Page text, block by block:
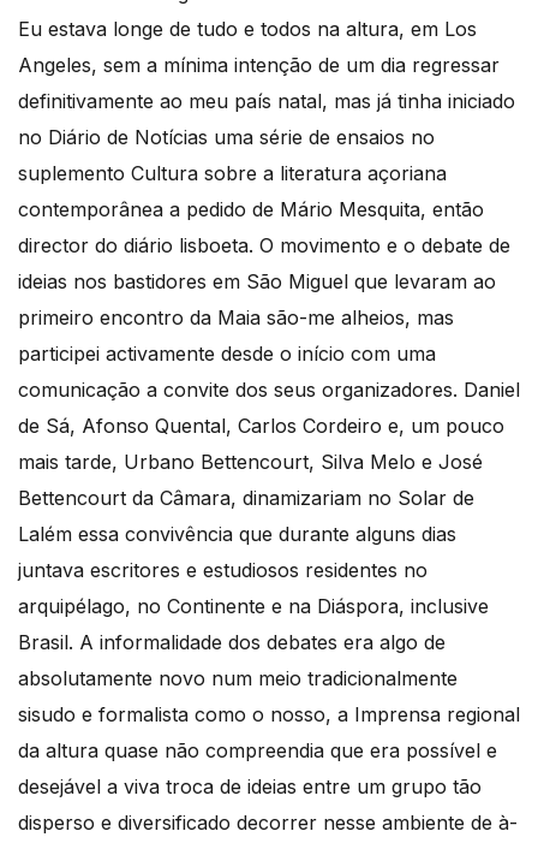
Eu estava longe de tudo e todos na altura, em Los
Angeles, sem a mínima intenção de um dia regressar
definitivamente ao meu país natal, mas já tinha iniciado
no Diário de Notícias uma série de ensaios no
suplemento Cultura sobre a literatura açoriana
contemporânea a pedido de Mário Mesquita, então
director do diário lisboeta. O movimento e o debate de
ideias nos bastidores em São Miguel que levaram ao
primeiro encontro da Maia são-me alheios, mas
participei activamente desde o início com uma
comunicação a convite dos seus organizadores. Daniel
de Sá, Afonso Quental, Carlos Cordeiro e, um pouco
mais tarde, Urbano Bettencourt, Silva Melo e José
Bettencourt da Câmara, dinamizariam no Solar de
Lalém essa convivência que durante alguns dias
juntava escritores e estudiosos residentes no
arquipélago, no Continente e na Diáspora, inclusive
Brasil. A informalidade dos debates era algo de
absolutamente novo num meio tradicionalmente
sisudo e formalista como o nosso, a Imprensa regional
da altura quase não compreendia que era possível e
desejável a viva troca de ideias entre um grupo tão
disperso e diversificado decorrer nesse ambiente de à-